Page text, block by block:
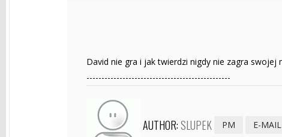
David nie gra i jak twierdzi nigdy nie zagra swojej
------------------------------------------------
AUTHOR:SLUPEK PM E-MAIL